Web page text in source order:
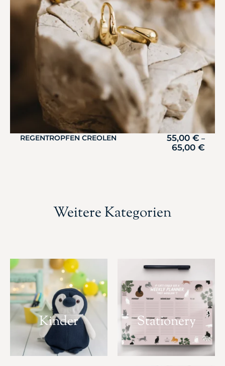
REGENTROPFEN CREOLEN 55,00 € –
65,00 €
Weitere Kategorien
Kinder Stationery